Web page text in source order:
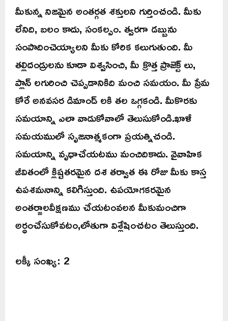
మీకున్న నిజమైన అంతర్గత శక్తులని గుర్తించండి. మీకు
లేనిది, బలం కాదు, సంకల్పం. త్వరగా డబ్బును
సంపాదించెయ్యాలని మీకు కోరిక కలుగుతుంది. మీ
తల్లిదండ్రులను కూడా విశ్వసించి, మీ క్రొత్త ప్రాజెక్ట్ లు,
ప్లాన్ లగురించి చెప్పడానికిది మంచి సమయం. మీ ప్రేమ
కోరే అనవసర డిమాండ్ లకి తల ఒగ్గకండి. మీకొరకు
సమయాన్ని ఎలా వాడుకోవాలో తెలుసుకోండి.ఖాళీ
సమయములో సృజనాత్మకంగా ప్రయత్నిచండి.
సమయాన్ని వృధాచేయటము మంచిదికాదు. వైవాహిక
జీవితంలో క్లిష్టతరమైన దశ తర్వాత ఈ రోజు మీకు కాస్త
ఉపశమనాన్ని కలిగిస్తుంది. ఉపయోగకరమైన
అంతర్జాలవీక్షణము చేయటంవలన మీకుమంచిగా
అర్ధంచేసుకోవటం,లోతుగా విశ్లేషించటం తెలుస్తుంది.
లక్కీ సంఖ్య: 2